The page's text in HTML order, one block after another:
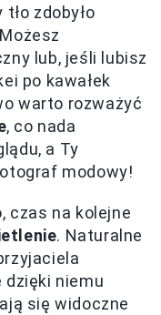
zdobyło
lub, jeśli lubisz
po kawałek
warto rozważyć
, co nada
a Ty
modowy!
czas na kolejne
. Naturalne
dzięki niemu
się widoczne